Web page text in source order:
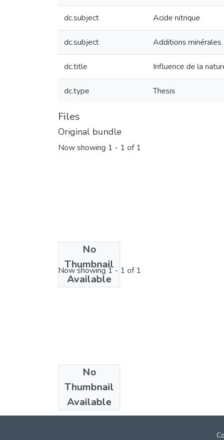
dc.subject Acide nitrique
dc.subject Additions minérales
dc.title Influence de la
dc.type Thesis
Files
Original bundle
Now showing 1 - 1 of 1
No
Thumbnail
Available
License bundle
Now showing1 - 1 of 1
No
Thumbnail
Available
Collections
Doctorat